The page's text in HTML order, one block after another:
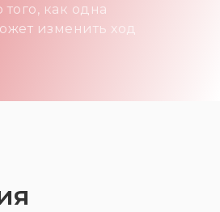
как одна
изменить ход